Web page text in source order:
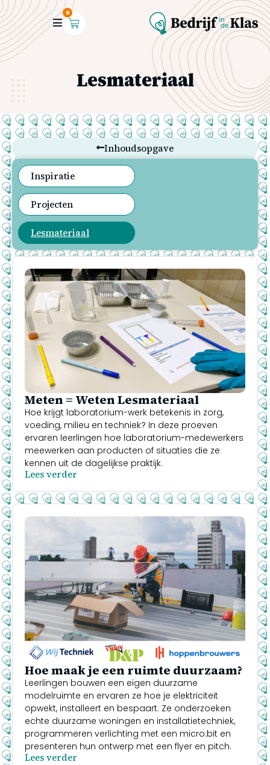
0
Lesmateriaal
Inhoudsopgave
Inspiratie
Projecten
Lesmateriaal
Meten = Weten Lesmateriaal
Hoe krijgt laboratorium-werk betekenis in zorg,
voeding, milieu en techniek? In deze proeven
ervaren leerlingen hoe laboratorium-medewerkers
meewerken aan producten of situaties die ze
kennen uit de dagelijkse praktijk.
Lees verder
Hoe maak je een ruimte duurzaam?
Leerlingen bouwen een eigen duurzame
modelruimte en ervaren ze hoe je elektriciteit
opwekt, installeert en bespaart. Ze onderzoeken
echte duurzame woningen en installatietechniek,
programmeren verlichting met een micro:bit en
presenteren hun ontwerp met een flyer en pitch.
Lees verder